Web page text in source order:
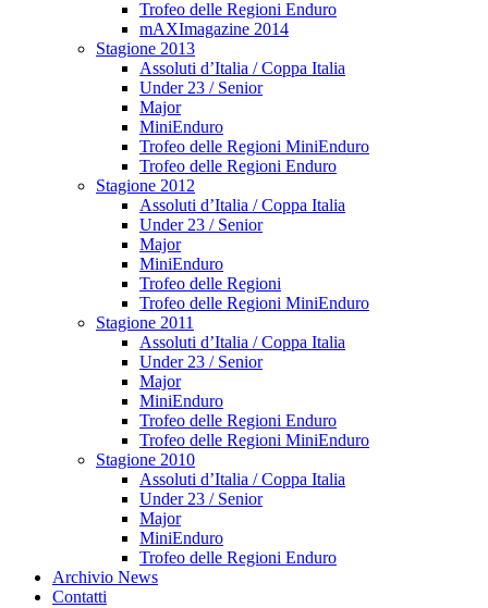
Trofeo delle Regioni Enduro
mAXImagazine 2014
Stagione 2013
Assoluti d’Italia / Coppa Italia
Under 23 / Senior
Major
MiniEnduro
Trofeo delle Regioni MiniEnduro
Trofeo delle Regioni Enduro
Stagione 2012
Assoluti d’Italia / Coppa Italia
Under 23 / Senior
Major
MiniEnduro
Trofeo delle Regioni
Trofeo delle Regioni MiniEnduro
Stagione 2011
Assoluti d’Italia / Coppa Italia
Under 23 / Senior
Major
MiniEnduro
Trofeo delle Regioni Enduro
Trofeo delle Regioni MiniEnduro
Stagione 2010
Assoluti d’Italia / Coppa Italia
Under 23 / Senior
Major
MiniEnduro
Trofeo delle Regioni Enduro
Archivio News
Contatti